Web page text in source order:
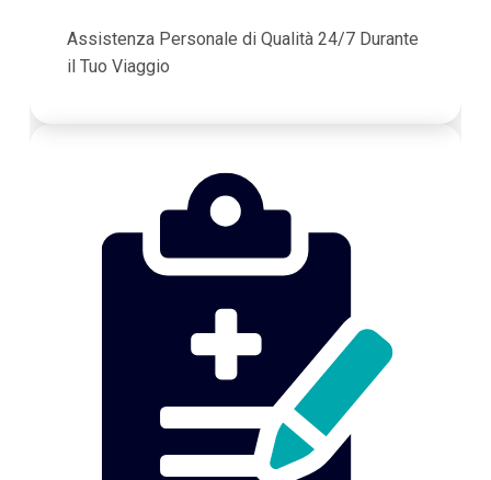
Assistenza Personale di Qualità 24/7 Durante
il Tuo Viaggio